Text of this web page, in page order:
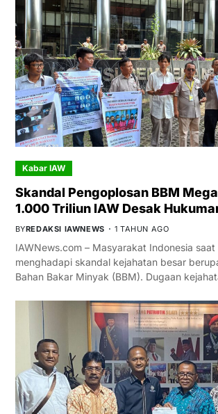
Kabar IAW
Skandal Pengoplosan BBM
1.000 Triliun IAW Desak
BYREDAKSI IAWNEWS 1 TAHUN AGO
IAWNews.com – Masyarakat Indonesia
menghadapi skandal kejahatan besar
Bahan Bakar Minyak (BBM). Dugaan